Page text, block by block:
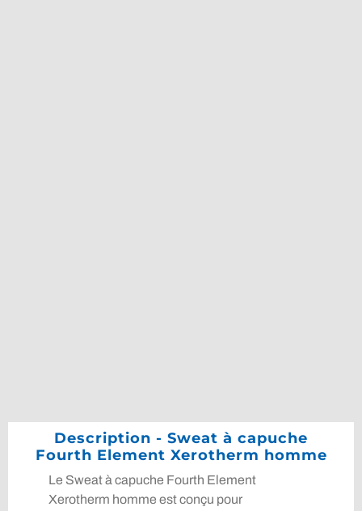
Description - Sweat à capuche
Fourth Element Xerotherm homme
Le Sweat à capuche Fourth Element
Xerotherm homme est conçu pour